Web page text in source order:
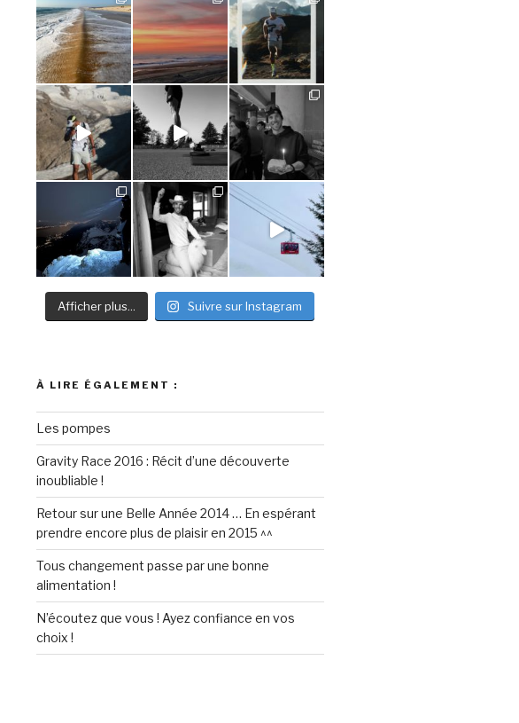
Afficher plus... Suivre sur Instagram
À LIRE ÉGALEMENT :
Les pompes
Gravity Race 2016 : Récit d’une découverte
inoubliable !
Retour sur une Belle Année 2014 … En espérant
prendre encore plus de plaisir en 2015 ^^
Tous changement passe par une bonne
alimentation !
N’écoutez que vous ! Ayez confiance en vos
choix !